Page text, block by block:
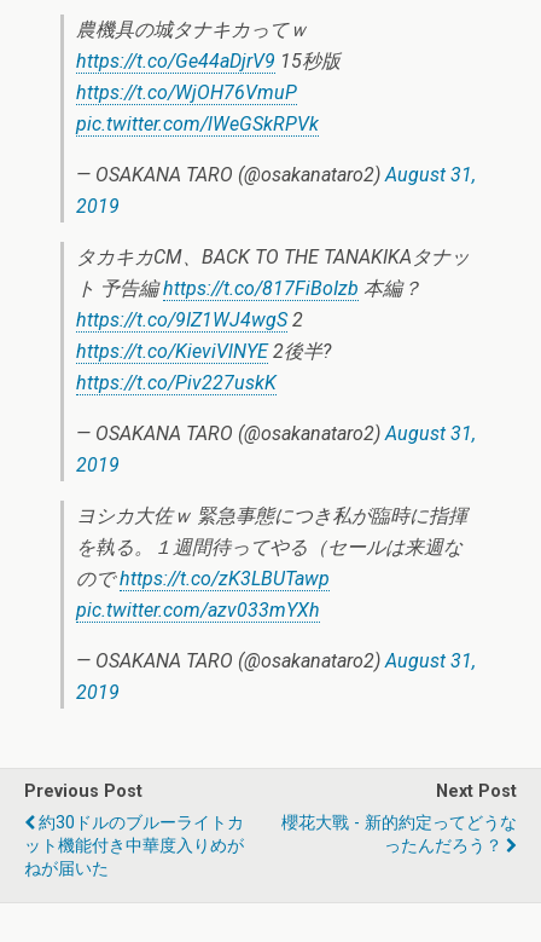
農機具の城タナキカってｗ
https://t.co/Ge44aDjrV9 15秒版
https://t.co/WjOH76VmuP
pic.twitter.com/lWeGSkRPVk
— OSAKANA TARO (@osakanataro2)August 31,
2019
タカキカCM、BACK TO THE TANAKIKAタナッ
ト 予告編https://t.co/817FiBoIzb 本編？
https://t.co/9IZ1WJ4wgS2
https://t.co/KieviVlNYE2後半?
https://t.co/Piv227uskK
— OSAKANA TARO (@osakanataro2)August 31,
2019
ヨシカ大佐ｗ 緊急事態につき私が臨時に指揮
を執る。１週間待ってやる（セールは来週な
のでhttps://t.co/zK3LBUTawp
pic.twitter.com/azv033mYXh
— OSAKANA TARO (@osakanataro2)August 31,
2019
Previous Post
約30ドルのブルーライトカ
ット機能付き中華度入りめが
ねが届いた
Next Post
櫻花大戰 - 新的約定ってどうな
ったんだろう？